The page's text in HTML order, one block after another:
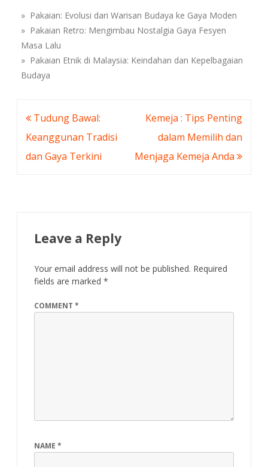
» Pakaian: Evolusi dari Warisan Budaya ke Gaya Moden
» Pakaian Retro: Mengimbau Nostalgia Gaya Fesyen
Masa Lalu
» Pakaian Etnik di Malaysia: Keindahan dan Kepelbagaian
Budaya
Post
navigation
Tudung Bawal:
Keanggunan Tradisi
dan Gaya Terkini
Kemeja : Tips Penting
dalam Memilih dan
Menjaga Kemeja Anda
Leave a Reply
Your email address will not be published. Required
fields are marked *
COMMENT *
NAME *